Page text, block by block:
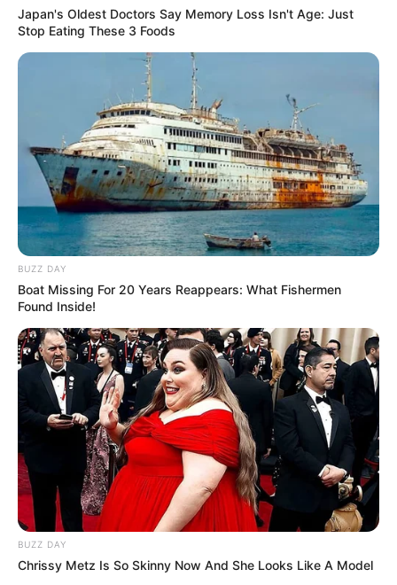
Japan's Oldest Doctors Say Memory Loss Isn't Age: Just
Stop Eating These 3 Foods
BUZZ DAY
Boat Missing For 20 Years Reappears: What Fishermen
Found Inside!
BUZZ DAY
Chrissy Metz Is So Skinny Now And She Looks Like A Model